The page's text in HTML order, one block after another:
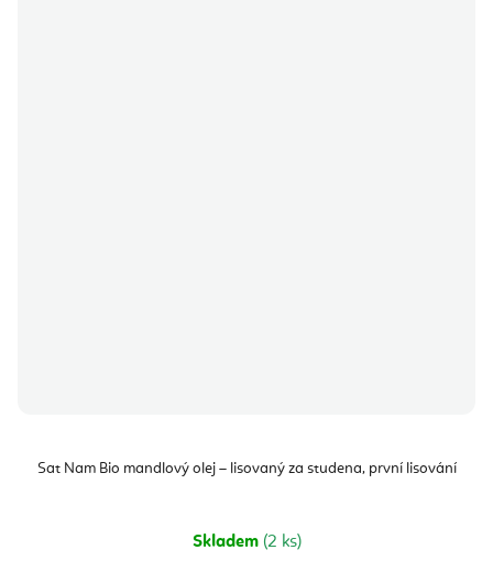
Sat Nam Bio mandlový olej – lisovaný za studena, první lisování
Skladem (2 ks)